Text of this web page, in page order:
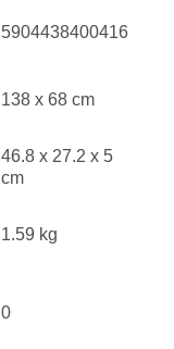
5904438400416
138 x 68 cm
46.8 x 27.2 x 5
cm
1.59 kg
0